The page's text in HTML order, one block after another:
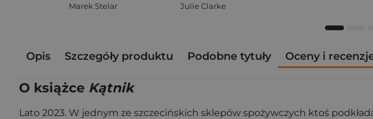
Marek Stelar Julie Clarke
Opis Szczegóły produktu Podobne tytuły Oceny i
O książce Kątnik
Lato 2023. W jednym ze szczecińskich sklepów spożywczych ktoś